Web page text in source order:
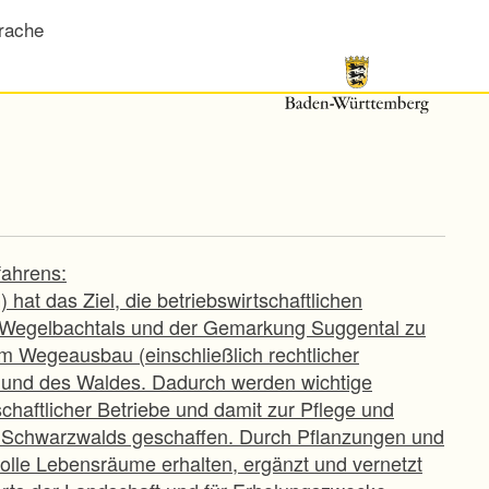
hat das Ziel, die betriebswirtschaftlichen
und der Gemarkung Suggental zu
Wegeausbau (einschließlich rechtlicher
des Waldes. Dadurch werden wichtige
Betriebe und damit zur Pflege und
geschaffen. Durch Pflanzungen und
Lebensräume erhalten, ergänzt und vernetzt